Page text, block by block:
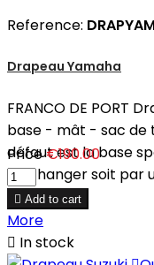
Reference:
Drapeau Yamaha
FRANCO DE PORT
base - mât - sac de
défaut est la base
en changer soit par
Price€190.00
 Add to cart
More
 In stock